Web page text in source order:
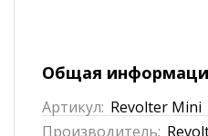
Общая
Артикул: Revolter Mini
Производитель: